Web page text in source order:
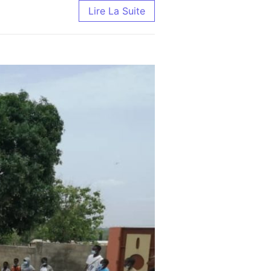
Lire La Suite